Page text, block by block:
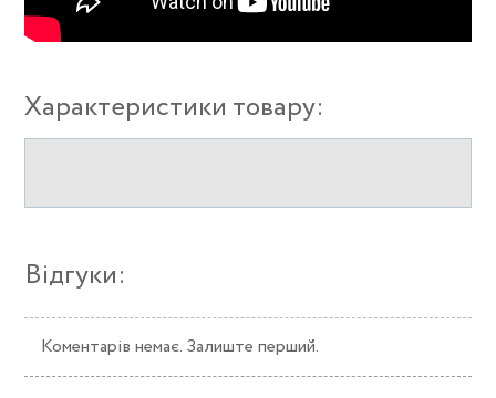
Характеристики товару:
Відгуки:
Коментарів немає. Залиште перший.